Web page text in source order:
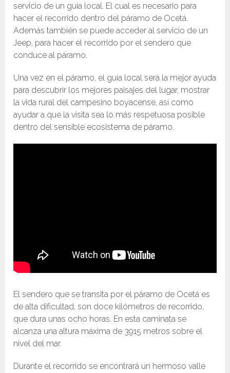
servicio de un guía local. El cual es necesario para
hacer el recorrido dentro del páramo de Ocetá.
Además también se puede acceder al servicio de un
Jeep, para hacer el recorrido por el sendero que
conduce al páramo.
Una vez en el páramo, el guía local será la mejor ayuda
para descubrir los mejores paisajes del lugar, mostrar
la vida rural del campesino boyacense, así como
ayudar a que la visita sea lo más respetuosa posible
dentro del sensible ecosistema de páramo.
El sendero que se transita por el páramo de Ocetá es
de alta dificultad, son doce kilómetros de recorrido,
que dura unas ocho horas. En esta caminata se
alcanza una altura máxima de 3915 metros sobre el
nivel del mar.
Durante el recorrido se encontrará un hermoso valle